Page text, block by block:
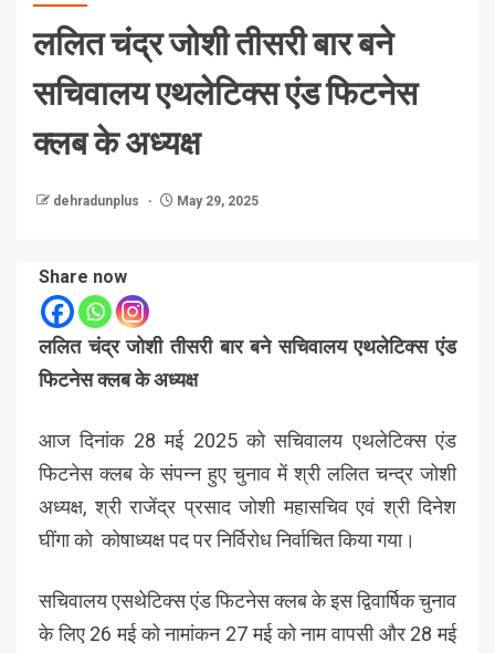
ललित चंद्र जोशी तीसरी बार बने
सचिवालय एथलेटिक्स एंड फिटनेस
क्लब के अध्यक्ष
dehradunplus May 29, 2025
Share now
ललित चंद्र जोशी तीसरी बार बने सचिवालय एथलेटिक्स एंड
फिटनेस क्लब के अध्यक्ष
आज दिनांक 28 मई 2025 को सचिवालय एथलेटिक्स एंड
फिटनेस क्लब के संपन्न हुए चुनाव में श्री ललित चन्द्र जोशी
अध्यक्ष, श्री राजेंद्र प्रसाद जोशी महासचिव एवं श्री दिनेश
घींगा को कोषाध्यक्ष पद पर निर्विरोध निर्वाचित किया गया।
सचिवालय एसथेटिक्स एंड फिटनेस क्लब के इस द्विवार्षिक चुनाव
के लिए 26 मई को नामांकन 27 मई को नाम वापसी और 28 मई